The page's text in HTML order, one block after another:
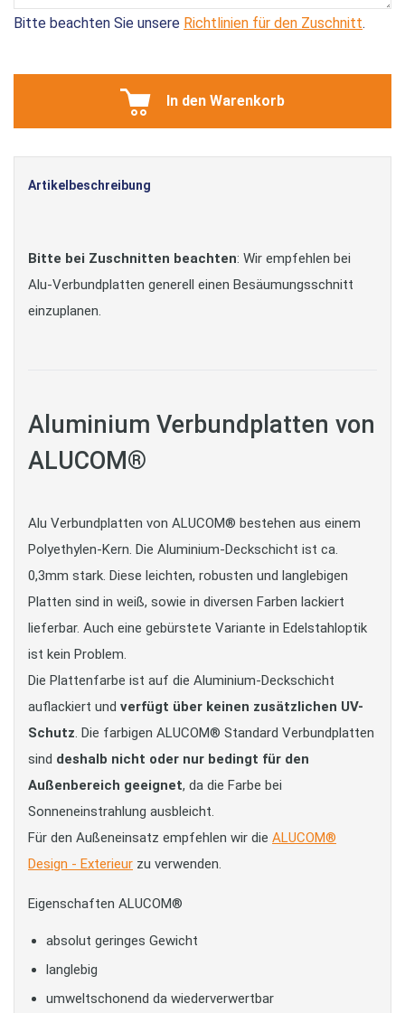
Bitte beachten Sie unsere Richtlinien für den Zuschnitt.
In den Warenkorb
Artikelbeschreibung
Bitte bei Zuschnitten beachten: Wir empfehlen bei
Alu-Verbundplatten generell einen Besäumungsschnitt
einzuplanen.
Aluminium Verbundplatten von
ALUCOM®
Alu Verbundplatten von ALUCOM® bestehen aus einem
Polyethylen-Kern. Die Aluminium-Deckschicht ist ca.
0,3mm stark. Diese leichten, robusten und langlebigen
Platten sind in weiß, sowie in diversen Farben lackiert
lieferbar. Auch eine gebürstete Variante in Edelstahloptik
ist kein Problem.
Die Plattenfarbe ist auf die Aluminium-Deckschicht
auflackiert und verfügt über keinen zusätzlichen UV-
Schutz. Die farbigen ALUCOM® Standard Verbundplatten
sind deshalb nicht oder nur bedingt für den
Außenbereich geeignet, da die Farbe bei
Sonneneinstrahlung ausbleicht.
Für den Außeneinsatz empfehlen wir die ALUCOM®
Design - Exterieur zu verwenden.
Eigenschaften ALUCOM®
absolut geringes Gewicht
langlebig
umweltschonend da wiederverwertbar